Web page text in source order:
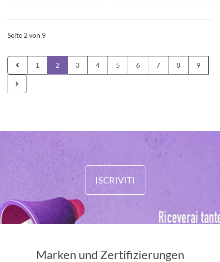
Seite 2 von 9
1 2 3 4 5 6 7 8 9
ISCRIVITI
Marken und Zertifizierungen